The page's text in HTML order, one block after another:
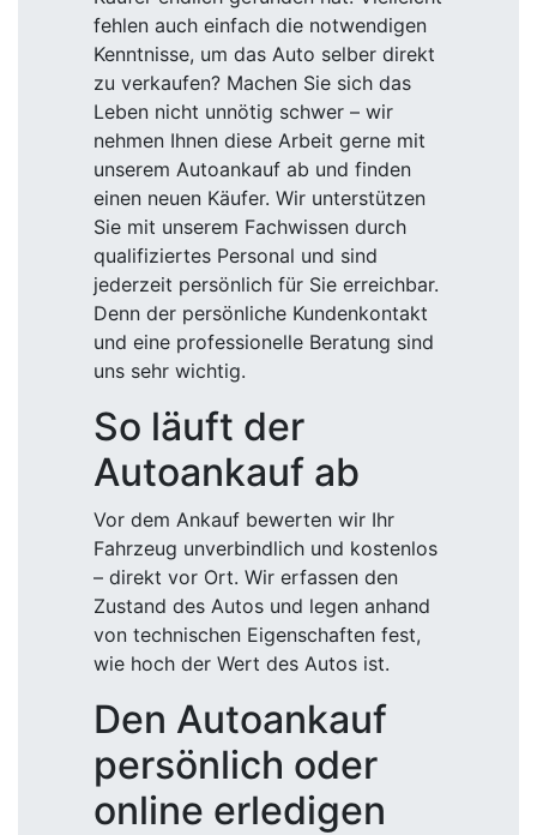
fehlen auch einfach die notwendigen
Kenntnisse, um das Auto selber direkt
zu verkaufen? Machen Sie sich das
Leben nicht unnötig schwer – wir
nehmen Ihnen diese Arbeit gerne mit
unserem Autoankauf ab und finden
einen neuen Käufer. Wir unterstützen
Sie mit unserem Fachwissen durch
qualifiziertes Personal und sind
jederzeit persönlich für Sie erreichbar.
Denn der persönliche Kundenkontakt
und eine professionelle Beratung sind
uns sehr wichtig.
So läuft der
Autoankauf ab
Vor dem Ankauf bewerten wir Ihr
Fahrzeug unverbindlich und kostenlos
– direkt vor Ort. Wir erfassen den
Zustand des Autos und legen anhand
von technischen Eigenschaften fest,
wie hoch der Wert des Autos ist.
Den Autoankauf
persönlich oder
online erledigen